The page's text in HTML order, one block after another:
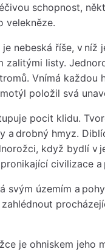
schopnost,
velekněze.
nebeská říše, v
zalitými listy.
Vnímá každou
položil svá
pocit klidu.
a drobný hmyz.
když bydlí v
civilizace
svým územím a
je ohniskem jeho